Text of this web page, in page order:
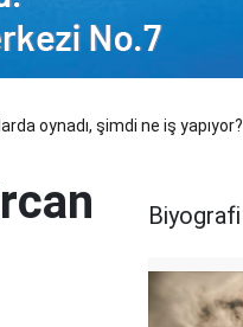
oynadı, şimdi ne iş yapıyor?
Biyografi